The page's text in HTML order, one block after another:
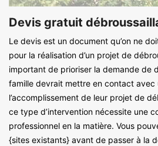
Devis gratuit
Le devis est un document qu’on ne
pour la réalisation d’un projet de
important de prioriser la demande de
famille devrait mettre en contact avec
l’accomplissement de leur projet de
ce type d’intervention nécessite une
professionnel en la matière. Vous
{sites existants} avant de passer à la